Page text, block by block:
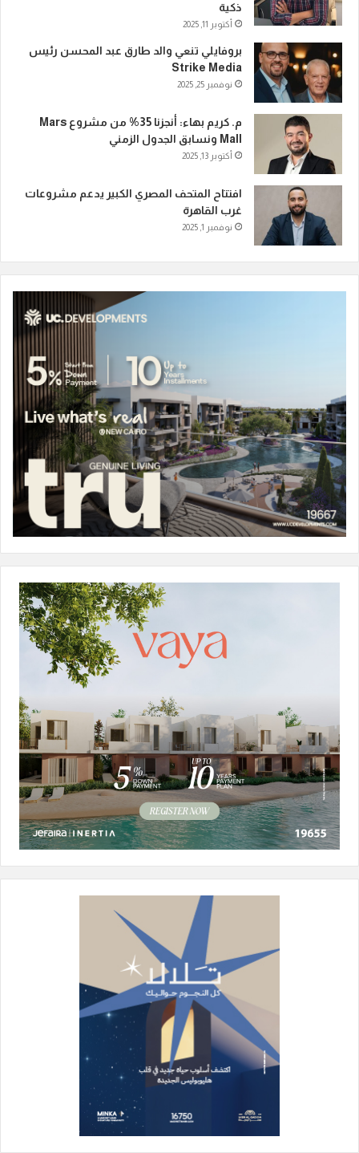
ذكية
أكتوبر 11, 2025
بروفايلي تنعي والد طارق عبد المحسن رئيس
Strike Media
نوفمبر 25, 2025
م. كريم بهاء: أنجزنا 35% من مشروع Mars
Mall ونسابق الجدول الزمني
أكتوبر 13, 2025
افتتاح المتحف المصري الكبير يدعم مشروعات
غرب القاهرة
نوفمبر 1, 2025